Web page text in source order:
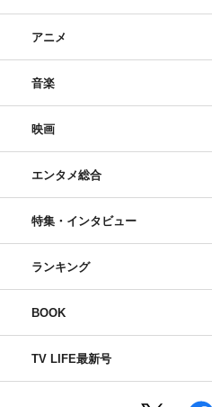
アニメ
音楽
映画
エンタメ総合
特集・インタビュー
ランキング
BOOK
TV LIFE最新号